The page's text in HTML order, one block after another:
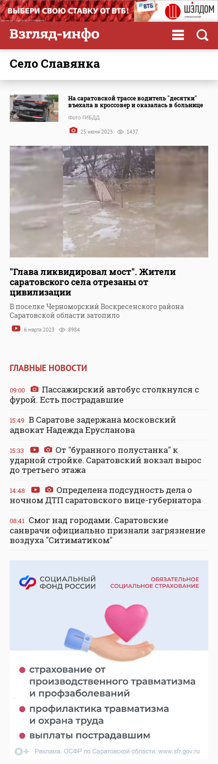
село Славянка
На саратовской трассе водитель "десятки"
въехала в кроссовер и оказалась в больнице
Фото ГИБДД
25 июня 2025 1437
"Глава ликвидировал мост". Жители
саратовского села отрезаны от
цивилизации
В поселке Черноморский Воскресенского района
Саратовской области затопило
6 марта 2023 8984
ГЛАВНЫЕ НОВОСТИ
09:00
Пассажирский автобус столкнулся с
фурой. Есть пострадавшие
15:49 В Саратове задержана московский
адвокат Надежда Ерусланова
15:33
От "буранного полустанка" к
ударной стройке. Саратовский вокзал вырос
до третьего этажа
14:48
Определена подсудность дела о
ночном ДТП саратовского вице-губернатора
08:41 Смог над городами. Саратовские
санврачи официально признали загрязнение
воздуха "Ситиматиком"